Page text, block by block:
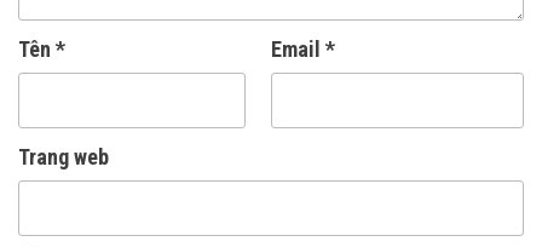
Tên * Email *
Trang web